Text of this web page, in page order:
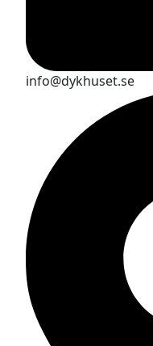
info@dykhuset.se